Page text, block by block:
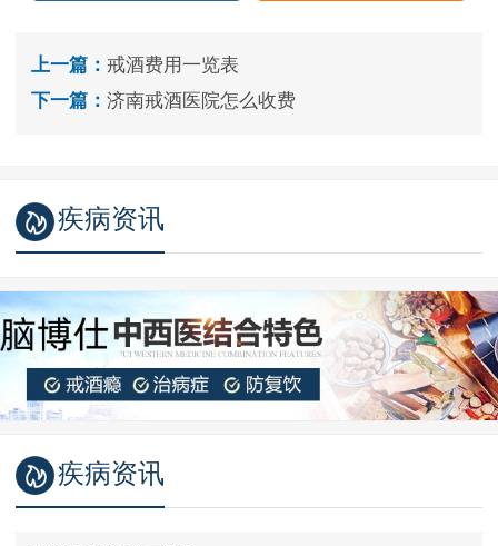
上一篇： 戒酒费用一览表
下一篇： 济南戒酒医院怎么收费
疾病资讯
疾病资讯